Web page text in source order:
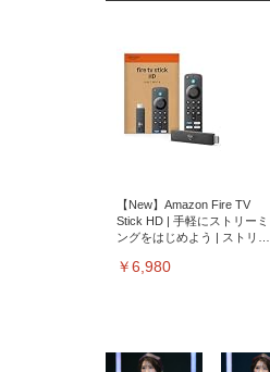
【New】Amazon Fire TV
Stick HD | 手軽にストリーミ
ングをはじめよう | ストリー
￥6,980